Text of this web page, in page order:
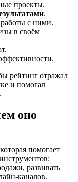
проекты.
.
работы с ними.
в своём
рейтинг отражал
и помогал
оно
помогает
развивать
каналов.